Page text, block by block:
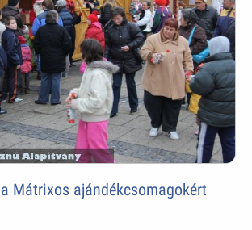
Mátrixos ajándékcsomagokért